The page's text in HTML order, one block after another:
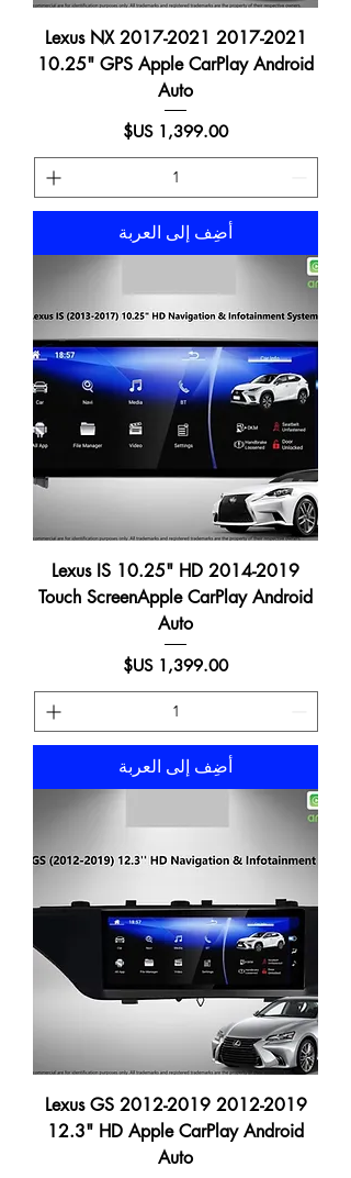
2017-2021 Lexus NX 2017-2021
10.25" GPS Apple CarPlay Android
Auto
السعر
أضِف إلى العربة
2014-2019 Lexus IS 10.25" HD
Touch ScreenApple CarPlay Android
Auto
السعر
أضِف إلى العربة
2012-2019 Lexus GS 2012-2019
12.3" HD Apple CarPlay Android
Auto